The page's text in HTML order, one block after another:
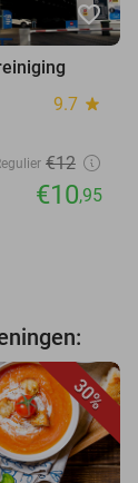
favorite_border
9.7 star
€12
€10,95
30%